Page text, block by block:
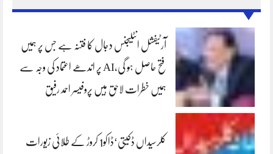
آرٹیفشل انٹلیجنس دجال کا فتنہ ہے جس پر ہمیں
فتح حاصل ہو گی،AI پر اندھے اعتماد کی وجہ سے
ہمیں خطرات لاحق ہیں پروفیسر احمد رفیق
کلرسیداں ڈکیتی‘ڈاکو1 کروڑ کے طلائی زیورات